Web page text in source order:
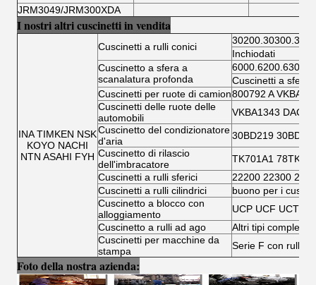
JRM3049/JRM300XDA
I nostri altri cuscinetti in vendita
INA TIMKEN NSK
KOYO NACHI
NTN ASAHI FYH
Cuscinetti a rulli conici
Inchiodati
Cuscinetto a sfera a
scanalatura profonda
Cuscinetti a sfera
Cuscinetti per ruote di camion800792 A VKBA
Cuscinetti delle ruote delle
automobili
VKBA1343
Cuscinetto del condizionatore
d'aria
30BD219 30BD40
Cuscinetto di rilascio
dell'imbracatore
TK701A1
Cuscinetti a rulli sferici
22200 22300
Cuscinetti a rulli cilindrici
buono per i
Cuscinetto a blocco con
alloggiamento
UCP UCF UCT
Cuscinetto a rulli ad ago
Altri tipi completi
Cuscinetti per macchine da
stampa
Serie F con rullo
Foto della nostra azienda: